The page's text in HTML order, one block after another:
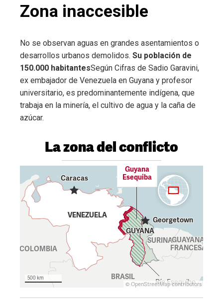
Zona inaccesible
No se observan aguas en grandes asentamientos o
desarrollos urbanos demolidos. Su población de
150.000 habitantesSegún Cifras de Sadio Garavini,
ex embajador de Venezuela en Guyana y profesor
universitario, es predominantemente indígena, que
trabaja en la minería, el cultivo de agua y la caña de
azúcar.